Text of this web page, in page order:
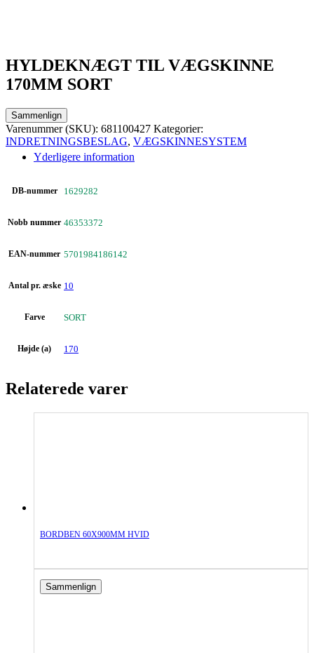
HYLDEKNÆGT TIL VÆGSKINNE
170MM SORT
Sammenlign
Varenummer (SKU): 681100427 Kategorier:
INDRETNINGSBESLAG, VÆGSKINNESYSTEM
Yderligere information
DB-nummer 1629282
Nobb nummer 46353372
EAN-nummer 5701984186142
Antal pr. æske 10
Farve SORT
Højde (a) 170
Relaterede varer
BORDBEN 60X900MM HVID
Sammenlign